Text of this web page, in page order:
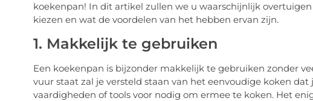
koekenpan! In dit artikel zullen we u waarschijnlijk
kiezen en wat de voordelen van het hebben ervan zijn.
1. Makkelijk te gebruiken
Een koekenpan is bijzonder makkelijk te gebruiken zonder
vuur staat zal je versteld staan van het eenvoudige koken
vaardigheden of tools voor nodig om ermee te koken. Het